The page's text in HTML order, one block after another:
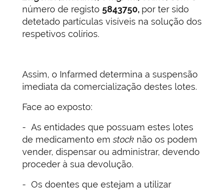
número de registo 5843750, por ter sido
detetado partículas visíveis na solução dos
respetivos colírios.
Assim, o Infarmed determina a suspensão
imediata da comercialização destes lotes.
Face ao exposto:
- As entidades que possuam estes lotes
de medicamento emstock não os podem
vender, dispensar ou administrar, devendo
proceder à sua devolução.
- Os doentes que estejam a utilizar